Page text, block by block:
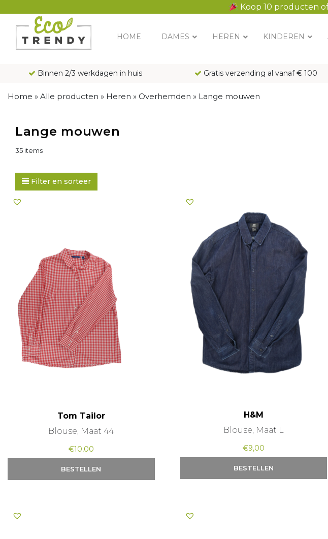
Koop 10 producten
Main Navigation
HOME DAMES HEREN KINDEREN
Binnen 2/3 werkdagen in huis Gratis verzending al vanaf € 100
Home » Alle producten » Heren » Overhemden » Lange mouwen
Lange mouwen
35 items
Filter en sorteer
Tom Tailor
Blouse, Maat 44
€10,00
BESTELLEN
H&M
Blouse, Maat L
€9,00
BESTELLEN